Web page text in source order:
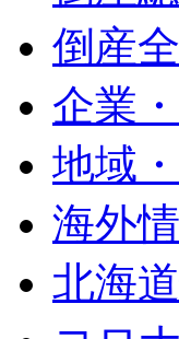
倒産
企業
地域
海外
北海